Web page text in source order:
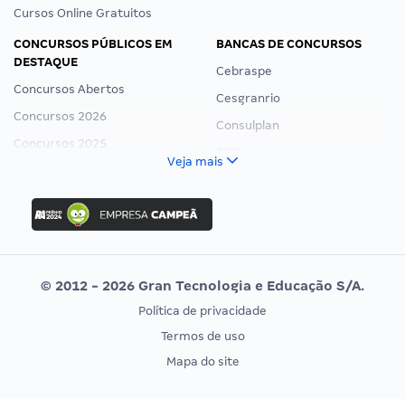
Cursos Online Gratuitos
CONCURSOS PÚBLICOS EM
DESTAQUE
Concursos Abertos
Concursos 2026
Concursos 2025
Concurso Nacional Unificado
Concurso Ibama
Concurso MPU
Editais publicados
BANCAS DE CONCURSOS
Cebraspe
Cesgranrio
Consulplan
Vunesp
CONCURSOS POR PROFISSÃO
EXAME DE ORDEM
Veja mais
© 2012 - 2026 Gran Tecnologia e Educação S/A.
Política de privacidade
Termos de uso
Mapa do site